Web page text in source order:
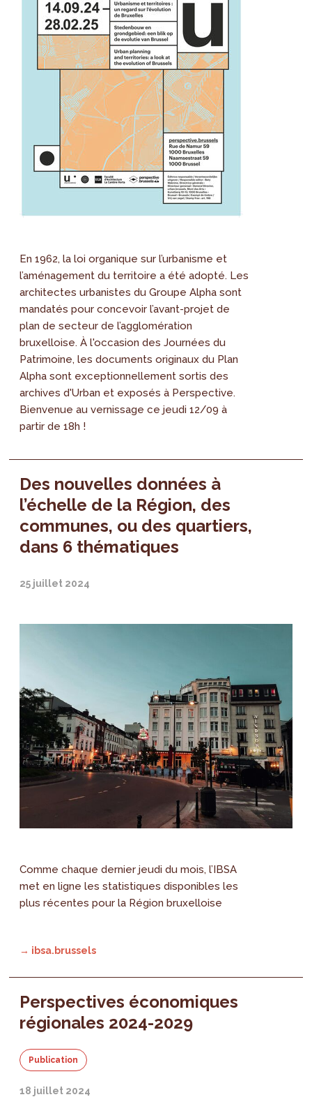
En 1962, la loi organique sur l’urbanisme et
l’aménagement du territoire a été adopté. Les
architectes urbanistes du Groupe Alpha sont
mandatés pour concevoir l’avant-projet de
plan de secteur de l’agglomération
bruxelloise. À l'occasion des Journées du
Patrimoine, les documents originaux du Plan
Alpha sont exceptionnellement sortis des
archives d'Urban et exposés à Perspective.
Bienvenue au vernissage ce jeudi 12/09 à
partir de 18h !
Des nouvelles données à
l’échelle de la Région, des
communes, ou des quartiers,
dans 6 thématiques
25 juillet 2024
Comme chaque dernier jeudi du mois, l’IBSA
met en ligne les statistiques disponibles les
plus récentes pour la Région bruxelloise
→ ibsa.brussels
Perspectives économiques
régionales 2024-2029
Publication
18 juillet 2024